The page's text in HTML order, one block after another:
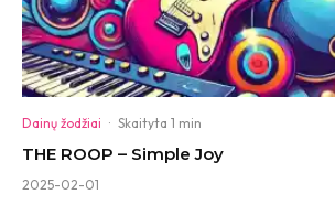
Dainų žodžiai · Skaityta 1 min
THE ROOP – Simple Joy
2025-02-01